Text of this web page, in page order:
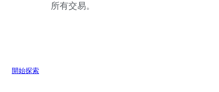
所有交易。
開始探索